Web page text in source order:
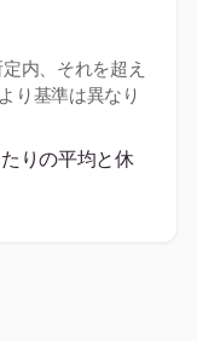
内、それを超え
り基準は異なり
りの平均と休